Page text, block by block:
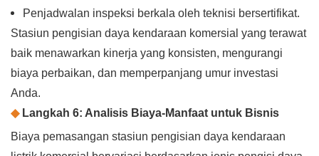
Penjadwalan inspeksi berkala oleh teknisi bersertifikat.
Stasiun pengisian daya kendaraan komersial yang terawat
baik menawarkan kinerja yang konsisten, mengurangi
biaya perbaikan, dan memperpanjang umur investasi
Anda.
◆Langkah 6: Analisis Biaya-Manfaat untuk Bisnis
Biaya pemasangan stasiun pengisian daya kendaraan